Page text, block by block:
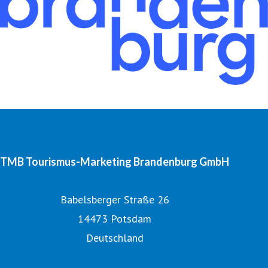
TMB Tourismus-Marketing Brandenburg GmbH
Babelsberger Straße 26
14473 Potsdam
Deutschland